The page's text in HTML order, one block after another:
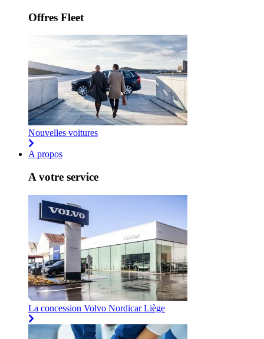
Offres Fleet
Nouvelles voitures
A propos
A votre service
La concession Volvo Nordicar Liège